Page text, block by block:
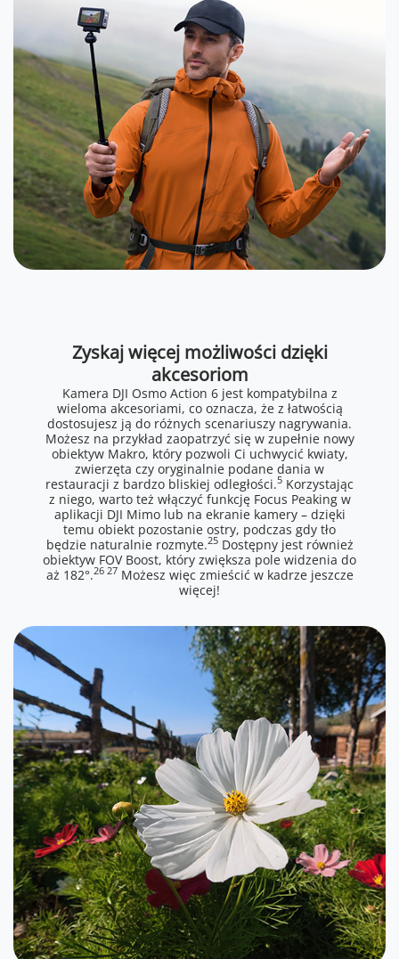
Zyskaj więcej możliwości dzięki
akcesoriom
Kamera DJI Osmo Action 6 jest kompatybilna z
wieloma akcesoriami, co oznacza, że z łatwością
dostosujesz ją do różnych scenariuszy nagrywania.
Możesz na przykład zaopatrzyć się w zupełnie nowy
obiektyw Makro, który pozwoli Ci uchwycić kwiaty,
zwierzęta czy oryginalnie podane dania w
restauracji z bardzo bliskiej odległości.5 Korzystając
z niego, warto też włączyć funkcję Focus Peaking w
aplikacji DJI Mimo lub na ekranie kamery – dzięki
temu obiekt pozostanie ostry, podczas gdy tło
będzie naturalnie rozmyte.25Dostępny jest również
obiektyw FOV Boost, który zwiększa pole widzenia do
aż 182°.26 27Możesz więc zmieścić w kadrze jeszcze
więcej!